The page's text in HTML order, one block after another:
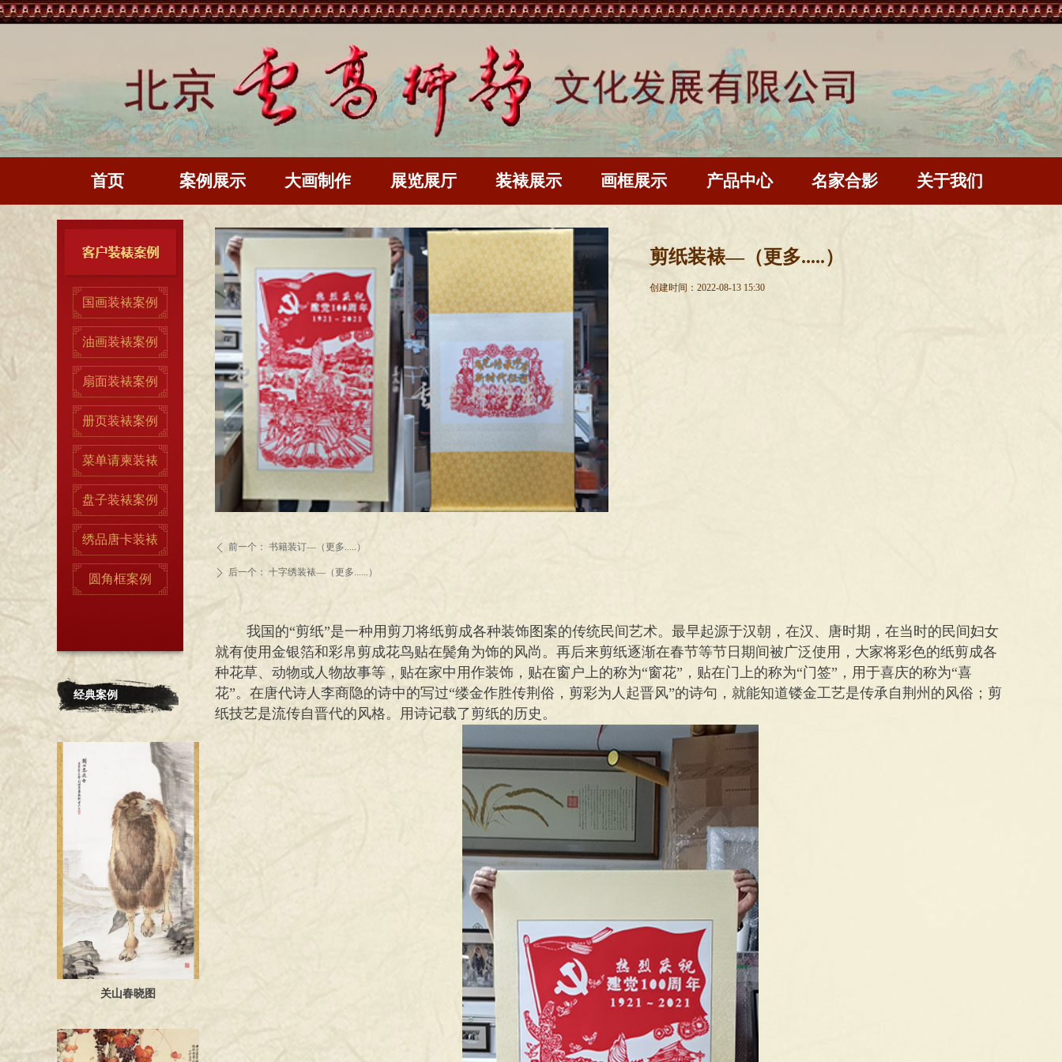
首页 案例展示 大画制作 展览展厅 装裱展示 画框展示 产品中心 名家合影 关于我们
国画装裱案例
油画装裱案例
扇面装裱案例
册页装裱案例
菜单请柬装裱
盘子装裱案例
绣品唐卡装裱
圆角框案例
经典案例
关山春晓图
剪纸装裱—（更多.....）
创建时间： 2022-08-13 15:30
我国的“剪纸”是一种用剪刀将纸剪成各种装饰图案的传统民间艺术。最早起源于汉朝，在汉、唐时期，在当时的民间妇女
就有使用金银箔和彩帛剪成花鸟贴在鬓角为饰的风尚。再后来剪纸逐渐在春节等节日期间被广泛使用，大家将彩色的纸剪成各
种花草、动物或人物故事等，贴在家中用作装饰，贴在窗户上的称为“窗花”，贴在门上的称为“门签”，用于喜庆的称为“喜
花”。在唐代诗人李商隐的诗中的写过“缕金作胜传荆俗，剪彩为人起晋风”的诗句，就能知道镂金工艺是传承自荆州的风俗；剪
纸技艺是流传自晋代的风格。用诗记载了剪纸的历史。
ꄴ 前一个： 书籍装订—（更多.....）
ꄲ 后一个： 十字绣装裱—（更多......）